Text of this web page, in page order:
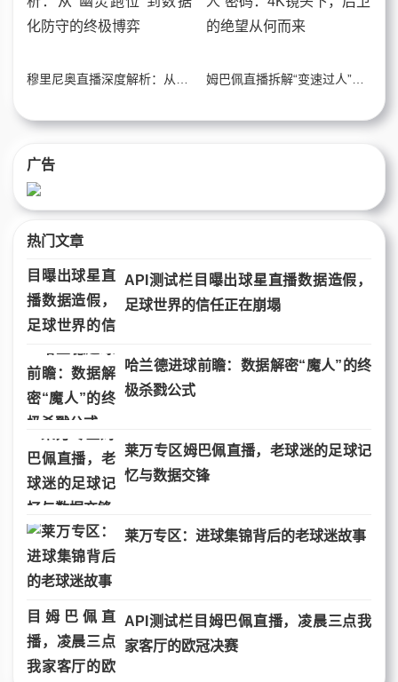
姆巴佩直播拆解“变速过人”密码：4K镜头下，后卫的绝望从何而来
广告
热门文章
API测试栏目曝出球星直播数据造假，
足球世界的信任正在崩塌
哈兰德进球前瞻：数据解密“魔人”的终
极杀戮公式
莱万专区姆巴佩直播，老球迷的足球记
忆与数据交锋
莱万专区：进球集锦背后的老球迷故事
API测试栏目姆巴佩直播，凌晨三点我
家客厅的欧冠决赛